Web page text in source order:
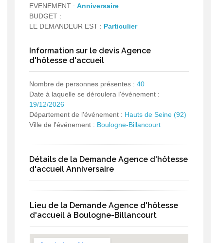
EVENEMENT : Anniversaire
BUDGET :
LE DEMANDEUR EST : Particulier
Information sur le devis Agence
d'hôtesse d'accueil
Nombre de personnes présentes : 40
Date à laquelle se déroulera l'événement :
19/12/2026
Département de l'événement : Hauts de Seine (92)
Ville de l'événement : Boulogne-Billancourt
Détails de la Demande Agence d'hôtesse
d'accueil Anniversaire
Lieu de la Demande Agence d'hôtesse
d'accueil à Boulogne-Billancourt